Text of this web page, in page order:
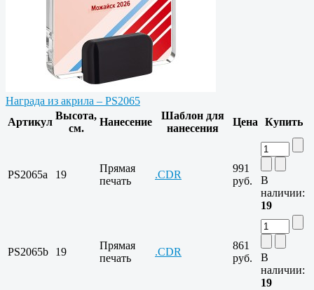
Награда из акрила – PS2065
Артикул
Высота,
см.
Нанесение
Шаблон для
нанесения
Цена Купить
PS2065a 19
Прямая
печать
.CDR
991
руб.
В
наличии:
19
PS2065b 19
Прямая
печать
.CDR
861
руб.
В
наличии:
19